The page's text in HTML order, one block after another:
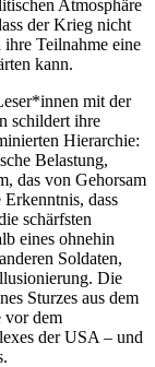
Atmosphäre
der Krieg nicht
Teilnahme eine
kann.
mit der
schildert ihre
Hierarchie:
Belastung,
das von Gehorsam
dass
schärfsten
eines ohnehin
Soldaten,
Die
Sturzes aus dem
vor dem
der USA – und